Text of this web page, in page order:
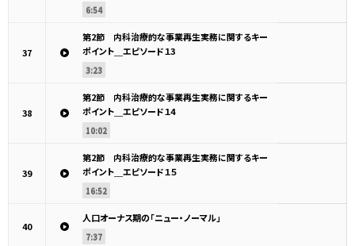
6:54
37
第2節 内科治療的な事業再生実務に関するキー
ポイント＿エピソード１3
3:23
38
第2節 内科治療的な事業再生実務に関するキー
ポイント＿エピソード１4
10:02
39
第2節 内科治療的な事業再生実務に関するキー
ポイント＿エピソード１５
16:52
40
人口オーナス期の「ニュー・ノーマル」
7:37